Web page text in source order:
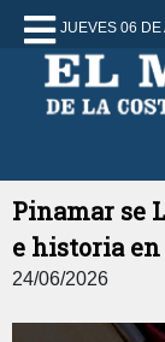
JUEVES 06 DE
Pinamar se
e historia en
24/06/2026